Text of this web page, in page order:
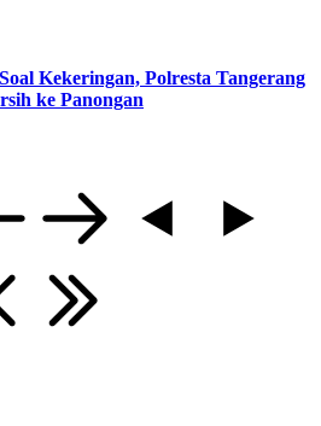
Kekeringan, Polresta Tangerang
ke Panongan